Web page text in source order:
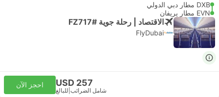
DXB مطار دبي الدولي
EVN مطار يريفان
الاقتصاد | رحلة جوية #FZ717
FlyDubai
USD 257
شامل الضرائب للبالغ
احجز الآن